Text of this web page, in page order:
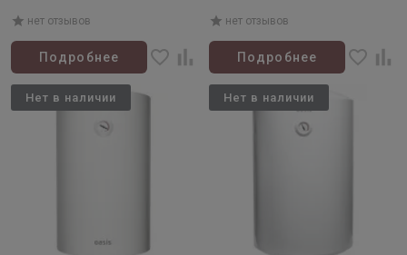
нет отзывов
Подробнее
нет отзывов
Подробнее
Нет в наличии Нет в наличии